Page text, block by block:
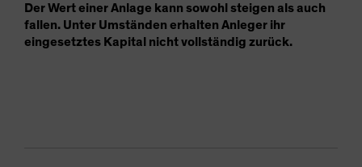
Der Wert einer Anlage kann sowohl steigen als auch
fallen. Unter Umständen erhalten Anleger ihr
eingesetztes Kapital nicht vollständig zurück.